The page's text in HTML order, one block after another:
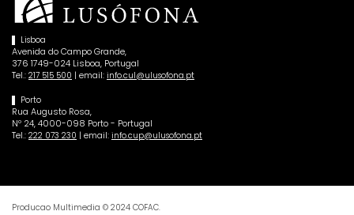
Lisboa
Avenida do Campo Grande,
376 1749-024 Lisboa, Portugal
Tel.: 217 515 500 | email: info.cul@ulusofona.pt
Porto
Rua Augusto Rosa,
Nº 24, 4000-098 Porto - Portugal
Tel.: 222 073 230 | email: info.cup@ulusofona.pt
Producao Multimedia © 2024 COFAC.